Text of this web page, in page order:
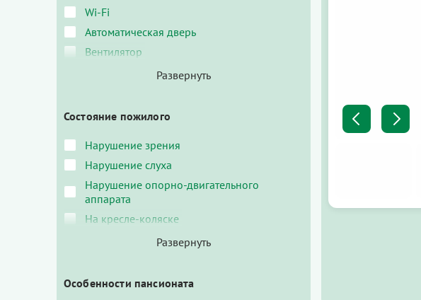
Wi-Fi
Автоматическая дверь
Вентилятор
Состояние пожилого
Нарушение зрения
Нарушение слуха
Нарушение опорно-двигательного
аппарата
На кресле-коляске
Особенности пансионата